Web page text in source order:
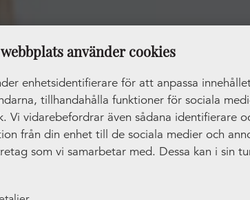
använder cookies
enhetsidentifierare för att anpassa
tillhandahålla funktioner för sociala
Vi vidarebefordrar även sådana identifierare
från din enhet till de sociala medier och
som vi samarbetar med. Dessa kan i sin
med annan information som du har